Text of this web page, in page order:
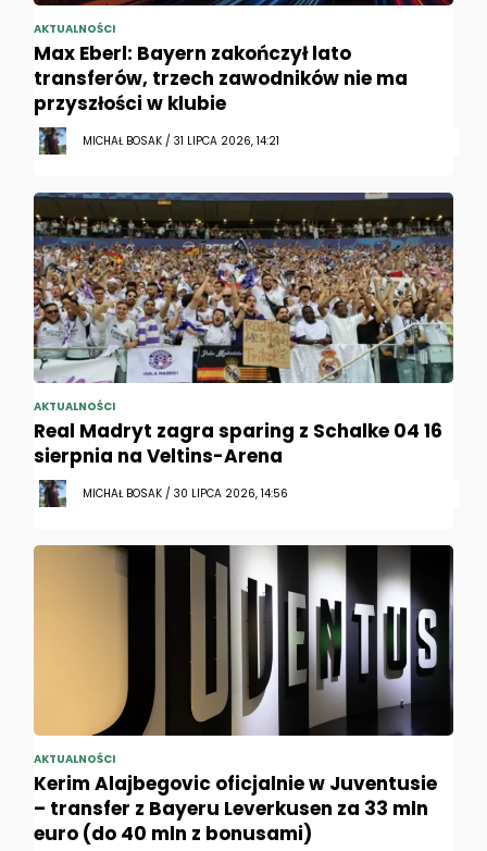
AKTUALNOŚCI
Max Eberl: Bayern zakończył lato
transferów, trzech zawodników nie ma
przyszłości w klubie
MICHAŁ BOSAK / 31 LIPCA 2026, 14:21
AKTUALNOŚCI
Real Madryt zagra sparing z Schalke 04 16
sierpnia na Veltins-Arena
MICHAŁ BOSAK / 30 LIPCA 2026, 14:56
AKTUALNOŚCI
Kerim Alajbegovic oficjalnie w Juventusie
– transfer z Bayeru Leverkusen za 33 mln
euro (do 40 mln z bonusami)